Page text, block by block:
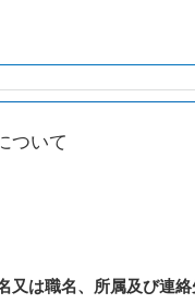
ついて
又は職名、所属及び連絡